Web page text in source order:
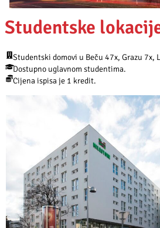
Studentske
Studentski domovi u Beču 47x, Grazu 7x,
Dostupno uglavnom studentima.
Cijena ispisa je 1 kredit.